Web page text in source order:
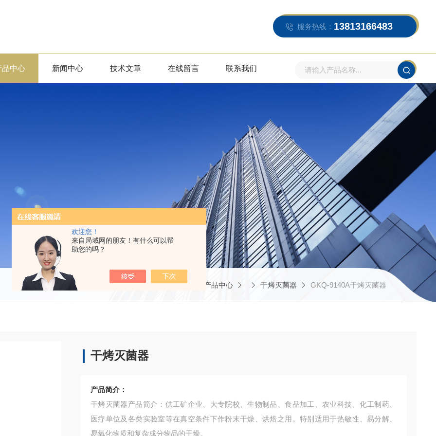
欢迎您！
来自局域网的朋友！有什么可以帮
助您的吗？
服务热线： 13813166483
品中心 新闻中心 技术文章 在线留言 联系我们
当前位置：首页 产品中心 干烤灭菌器 GKQ-9140A干烤灭菌器
干烤灭菌器
产品简介：
干烤灭菌器产品简介：供工矿企业、大专院校、生物制品、食品加工、农业科技、化工制药、
医疗单位及各类实验室等在真空条件下作粉末干燥、烘焙之用。特别适用于热敏性、易分解、
易氧化物质和复杂成分物品的干燥。